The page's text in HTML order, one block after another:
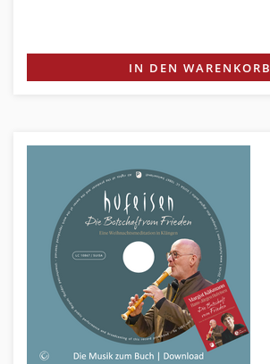
IN DEN WARENKORB